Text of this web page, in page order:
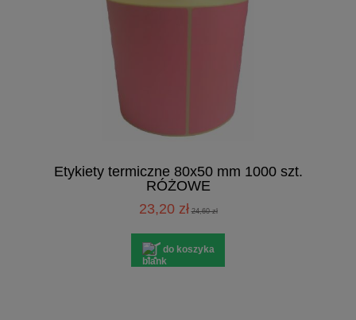
Etykiety termiczne 80x50 mm 1000 szt.
RÓŻOWE
23,20 zł 24,60 zł
do koszyka